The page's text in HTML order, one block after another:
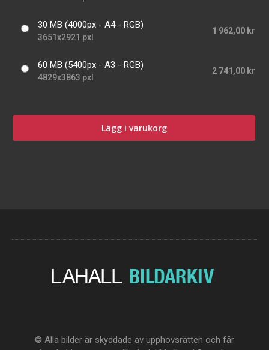
30 MB (4000px - A4 - RGB)
3651x2921 pxl
1 962,00 kr
60 MB (5400px - A3 - RGB)
4829x3863 pxl
2 741,00 kr
Lägg i varukorg
© Alla bilder är skyddade av upphovsrätten och får